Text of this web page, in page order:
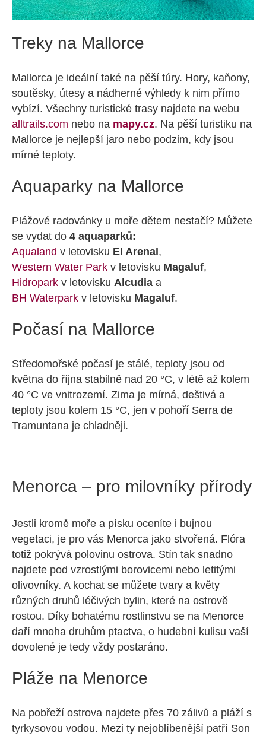
Treky na Mallorce
Mallorca je ideální také na pěší túry. Hory, kaňony,
soutěsky, útesy a nádherné výhledy k nim přímo
vybízí. Všechny turistické trasy najdete na webu
alltrails.com nebo na mapy.cz. Na pěší turistiku na
Mallorce je nejlepší jaro nebo podzim, kdy jsou
mírné teploty.
Aquaparky na Mallorce
Plážové radovánky u moře dětem nestačí? Můžete
se vydat do 4 aquaparků:
Aqualand v letovisku El Arenal,
Western Water Park v letovisku Magaluf,
Hidropark v letovisku Alcudia a
BH Waterpark v letovisku Magaluf.
Počasí na Mallorce
Středomořské počasí je stálé, teploty jsou od
května do října stabilně nad 20 °C, v létě až kolem
40 °C ve vnitrozemí. Zima je mírná, deštivá a
teploty jsou kolem 15 °C, jen v pohoří Serra de
Tramuntana je chladněji.
Menorca – pro milovníky přírody
Jestli kromě moře a písku oceníte i bujnou
vegetaci, je pro vás Menorca jako stvořená. Flóra
totiž pokrývá polovinu ostrova. Stín tak snadno
najdete pod vzrostlými borovicemi nebo letitými
olivovníky. A kochat se můžete tvary a květy
různých druhů léčivých bylin, které na ostrově
rostou. Díky bohatému rostlinstvu se na Menorce
daří mnoha druhům ptactva, o hudební kulisu vaší
dovolené je tedy vždy postaráno.
Pláže na Menorce
Na pobřeží ostrova najdete přes 70 zálivů a pláží s
tyrkysovou vodou. Mezi ty nejoblíbenější patří Son